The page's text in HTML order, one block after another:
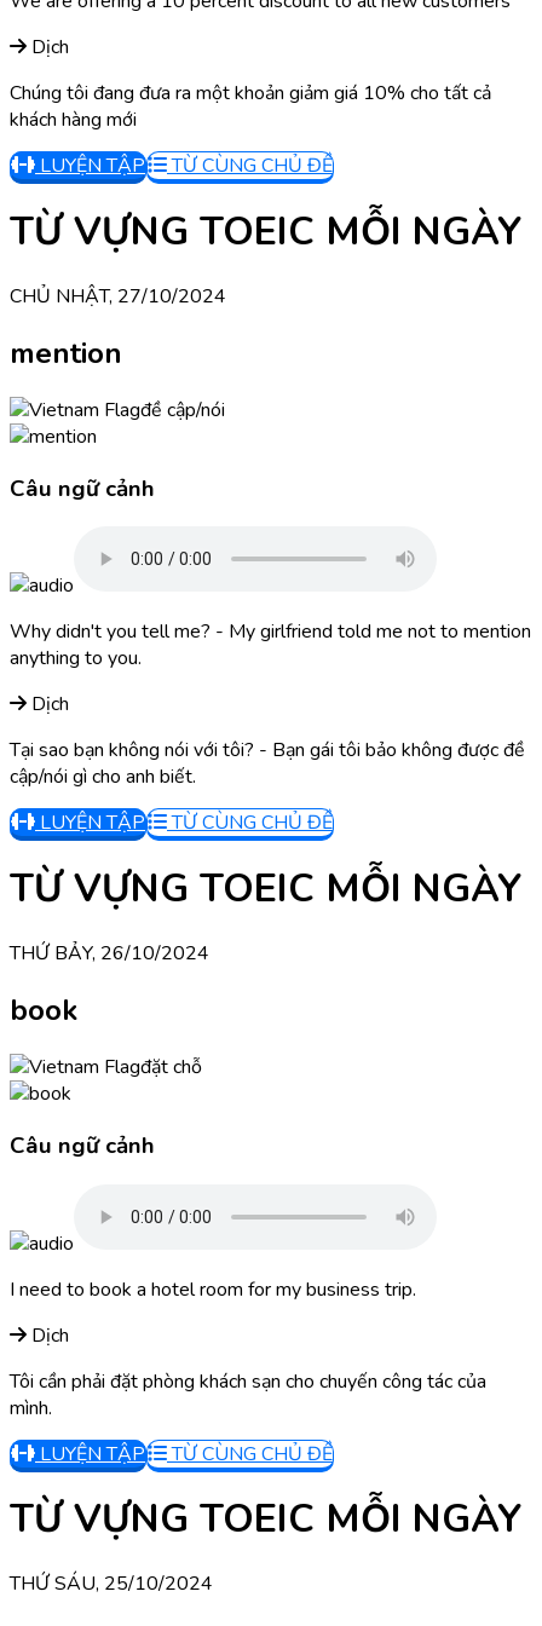
Dịch
Chúng tôi đang đưa ra một khoản giảm giá 10% cho tất cả
khách hàng mới
LUYỆN TẬP
TỪ CÙNG CHỦ ĐỀ
TỪ VỰNG TOEIC MỖI NGÀY
CHỦ NHẬT, 27/10/2024
mention
đề cập/nói
Câu ngữ cảnh
Why didn't you tell me? - My girlfriend told me not to mention
anything to you.
Dịch
Tại sao bạn không nói với tôi? - Bạn gái tôi bảo không được đề
cập/nói gì cho anh biết.
LUYỆN TẬP
TỪ CÙNG CHỦ ĐỀ
TỪ VỰNG TOEIC MỖI NGÀY
THỨ BẢY, 26/10/2024
book
đặt chỗ
Câu ngữ cảnh
I need to book a hotel room for my business trip.
Dịch
Tôi cần phải đặt phòng khách sạn cho chuyến công tác của
mình.
LUYỆN TẬP
TỪ CÙNG CHỦ ĐỀ
TỪ VỰNG TOEIC MỖI NGÀY
THỨ SÁU, 25/10/2024